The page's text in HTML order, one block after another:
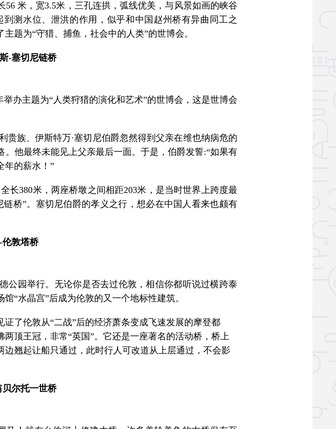
米，宽3.5米，三孔连拱，弧线优美，与风景如画的峡谷
测水位、泄洪的作用，似乎和中国赵州桥有异曲同工之
题为“守猎、捕鱼，社会中的人类”的世博会。
-塞切尼链桥
办主题为“人类狩猎的演化和艺术”的世博会，这是世博会
族、伊斯特万·塞切尼伯爵忽然得到父亲在维也纳病危的
他最终未能见上父亲最后一面。于是，伯爵发誓:“如果有
年的薪水！”
380米，两座桥墩之间相距203米，是当时世界上跨度最
桥”。塞切尼伯爵的孝义之行，想必在中国人看来也颇有
伦敦塔桥
园举行。无论你是否去过伦敦，相信你都听说过横跨泰
“水晶宫”后成为伦敦的又一个地标性建筑。
伦敦从“二战”后的经济萧条变成飞速发展的摩登都
顶王冠，非常“英国”。它还是一座著名的活动桥，桥上
翘起让船只通过，此时行人可改道从上层通过，不会影
尔托一世桥